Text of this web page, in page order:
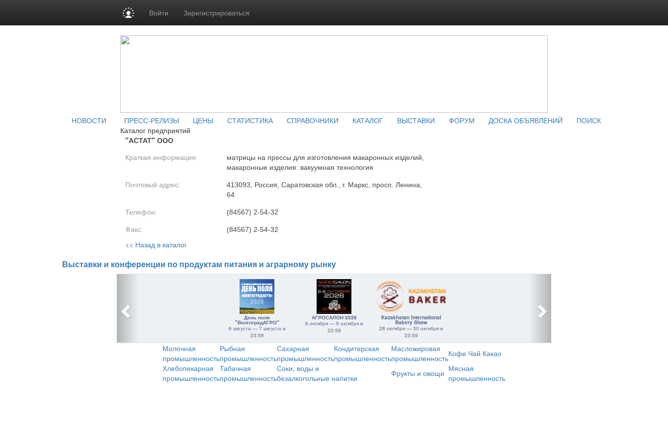
Войти Зарегистрироваться
НОВОСТИ ПРЕСС-РЕЛИЗЫ ЦЕНЫ СТАТИСТИКА СПРАВОЧНИКИ КАТАЛОГ ВЫСТАВКИ ФОРУМ ДОСКА ОБЪЯВЛЕНИЙ
ПОИСК
Каталог предприятий
"АСТАТ" ООО
Краткая информация:
матрицы на прессы для изготовления макаронных изделий,
макаронные изделия: вакуумная технология
Почтовый адрес:
413093, Россия, Саратовская обл., г. Маркс, просп. Ленина,
64
Телефон: (84567) 2-54-32
Факс: (84567) 2-54-32
<< Назад в каталог
Выставки и конференции по продуктам питания и аграрному рынку
День поля
"ВолгоградАГРО"
6 августа — 7 августа в
23:59
АГРОСАЛОН 2026
6 октября — 9 октября в
23:59
Kazakhstan International
Bakery Show
28 октября — 30 октября в
23:59
Молочная
промышленность
Рыбная
промышленность
Сахарная
промышленность
Кондитерская
промышленность
Масложировая
промышленностьКофе Чай Какао
Хлебопекарная
промышленность
Табачная
промышленность
Соки, воды и
безалкогольные напитки
Фрукты и овощи Мясная
промышленность